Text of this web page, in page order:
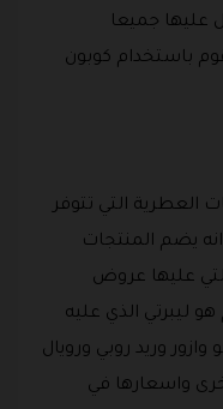
عليها جميعا
باستخدام كوبون
العطرية التي تتوفر
83 منتج كما انه يضم المنتجات
عليها عروض
ليبرتي الذي عليه
وريد روبي ورويال
واسعارها في